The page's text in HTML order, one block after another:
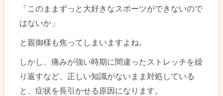
「このままずっと大好きなスポーツができないので
はないか」
と親御様も焦ってしまいますよね。
しかし、痛みが強い時期に間違ったストレッチを繰
り返すなど、正しい知識がないまま対処している
と、症状を長引かせる原因になります。